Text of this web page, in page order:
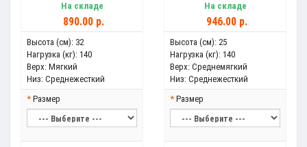
На складе
890.00 р.
Высота (см): 32
Нагрузка (кг): 140
Верх: Мягкий
Низ: Среднежесткий
Размер
На складе
946.00 р.
Высота (см): 25
Нагрузка (кг): 140
Верх: Среднемягкий
Низ: Среднежесткий
Размер